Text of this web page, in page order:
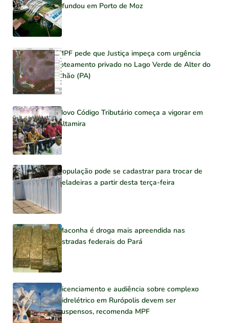
afundou em Porto de Moz
MPF pede que Justiça impeça com urgência
loteamento privado no Lago Verde de Alter do
Chão (PA)
Novo Código Tributário começa a vigorar em
Altamira
População pode se cadastrar para trocar de
geladeiras a partir desta terça-feira
Maconha é droga mais apreendida nas
estradas federais do Pará
Licenciamento e audiência sobre complexo
hidrelétrico em Rurópolis devem ser
suspensos, recomenda MPF